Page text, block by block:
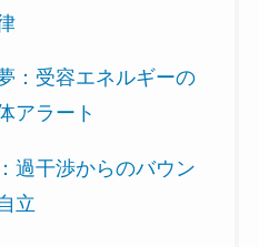
：受容エネルギーの
アラート
過干渉からのバウン
立